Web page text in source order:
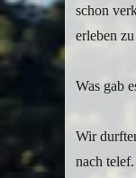
schon
erleben
Was gab
Wir
nach